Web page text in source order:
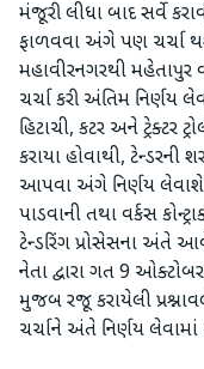
મંજૂરી લીધા બાદ સર્વે
ફાળવવા અંગે પણ ચર્ચા
મહાવીરનગરથી
ચર્ચા કરી અંતિમ નિર્ણય
હિટાચી, કટર અને ટ્રેક્ટર
કરાયા હોવાથી,
આપવા અંગે નિર્ણય
પાડવાની તથા વર્કસ
ટેન્ડરિંગ પ્રોસેસના અંતે
નેતા દ્વારા ગત 9
મુજબ રજૂ કરાયેલી
ચર્ચાને અંતે નિર્ણય